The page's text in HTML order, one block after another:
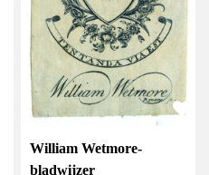
William Wetmore-
bladwijzer